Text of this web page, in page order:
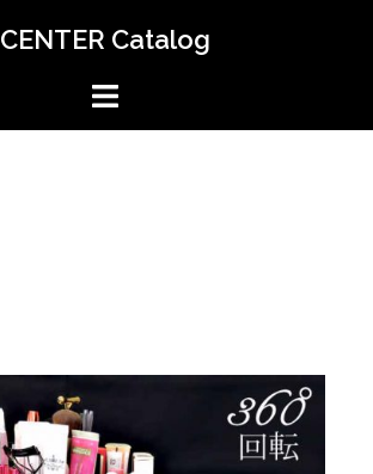
CENTER Catalog